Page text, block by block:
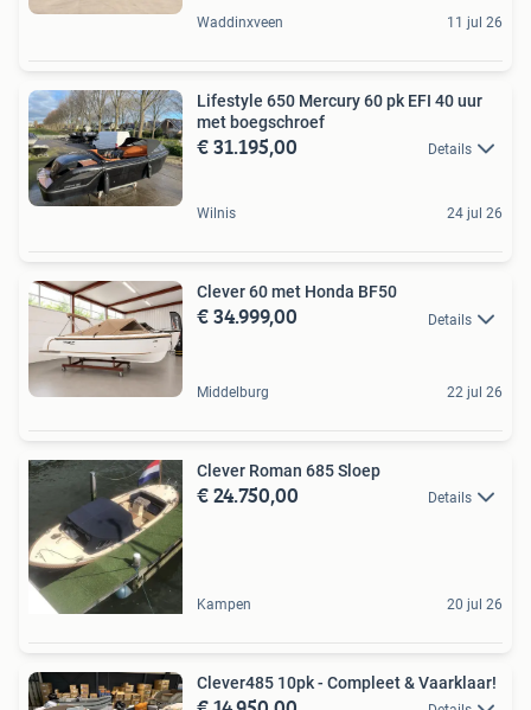
Waddinxveen 11 jul 26
Lifestyle 650 Mercury 60 pk EFI 40 uur
met boegschroef
€ 31.195,00 Details
Wilnis 24 jul 26
Clever 60 met Honda BF50
€ 34.999,00 Details
Middelburg 22 jul 26
Clever Roman 685 Sloep
€ 24.750,00 Details
Kampen 20 jul 26
Clever485 10pk - Compleet & Vaarklaar!